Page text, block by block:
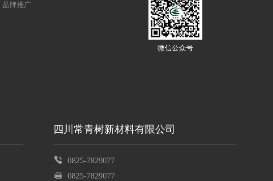
品牌推广
微信公众号
四川常青树新材料有限公司
0825-7829077
0825-7829077